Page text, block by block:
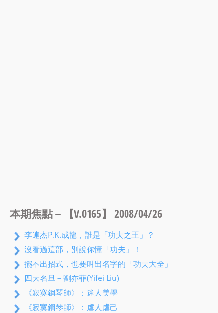
本期焦點－【V.0165】 2008/04/26
李連杰P.K.成龍，誰是「功夫之王」？
沒看過這部，別說你懂「功夫」！
擺不出招式，也要叫出名字的「功夫大全」
四大名旦－劉亦菲(Yifei Liu)
《寂寞鋼琴師》：迷人美學
《寂寞鋼琴師》：虐人虐己